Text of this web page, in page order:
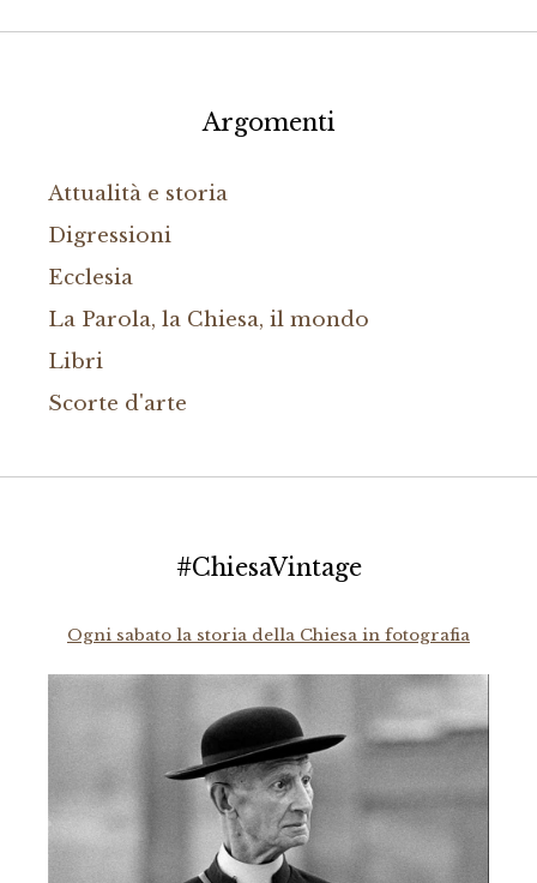
Argomenti
Attualità e storia
Digressioni
Ecclesia
La Parola, la Chiesa, il mondo
Libri
Scorte d'arte
#ChiesaVintage
Ogni sabato la storia della Chiesa in fotografia